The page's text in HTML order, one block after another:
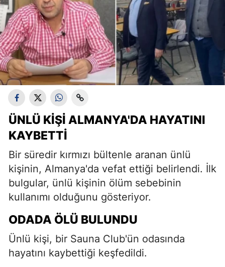
ÜNLÜ KIŞI ALMANYA'DA HAYATINI
KAYBETTI
Bir süredir kırmızı bültenle aranan ünlü
kişinin, Almanya'da vefat ettiği belirlendi. İlk
bulgular, ünlü kişinin ölüm sebebinin
kullanımı olduğunu gösteriyor.
ODADA ÖLÜ BULUNDU
Ünlü kişi, bir Sauna Club'ün odasında
hayatını kaybettiği keşfedildi.